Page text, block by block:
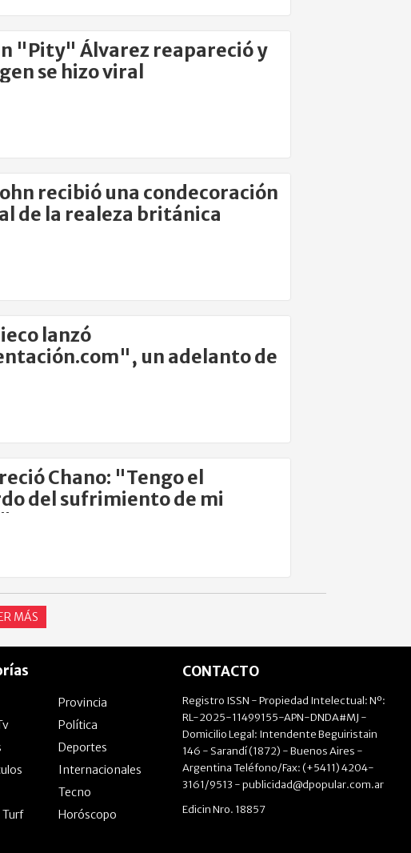
"Pity" Álvarez reapareció y
se hizo viral
recibió una condecoración
de la realeza británica
lanzó
un adelanto de
Chano: "Tengo el
del sufrimiento de mi
MÁS
Provincia
Política
Deportes
Internacionales
Tecno
Horóscopo
CONTACTO
Registro ISSN - Propiedad Intelectual: Nº:
RL-2025-11499155-APN-DNDA#MJ -
Domicilio Legal: Intendente Beguiristain
146 - Sarandí (1872) - Buenos Aires -
Argentina Teléfono/Fax: (+5411) 4204-
3161/9513 -publicidad@dpopular.com.ar
Edicin Nro. 18857